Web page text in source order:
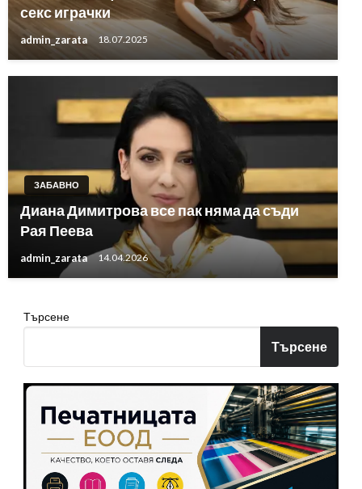
секс играчки
admin_zarata 18.07.2025
ЗАБАВНО
Диана Димитрова все пак няма да съди
Рая Пеева
admin_zarata 14.04.2026
Търсене
Търсене